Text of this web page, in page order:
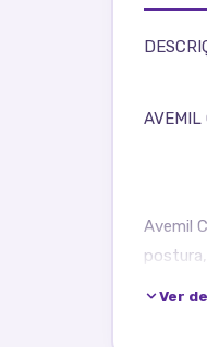
AVEMIL
Avemil
Ver